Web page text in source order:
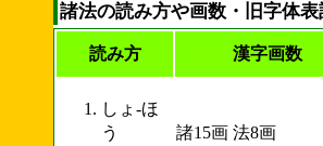
諸法の読み方や画数・旧字体表
読み方 漢字画数
しょ-ほ
う
諸15画 法8画